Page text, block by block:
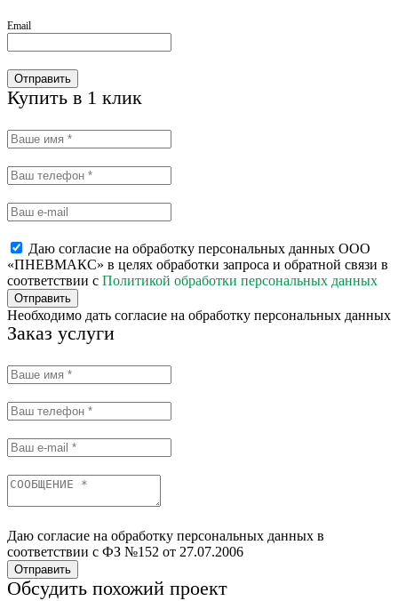
Email
Отправить
Купить в 1 клик
Даю согласие на обработку персональных данных ООО
«ПНЕВМАКС» в целях обработки запроса и обратной связи в
соответствии с Политикой обработки персональных данных
Отправить
Необходимо дать согласие на обработку персональных данных
Заказ услуги
Даю согласие на обработку персональных данных в
соответствии с ФЗ №152 от 27.07.2006
Отправить
Обсудить похожий проект